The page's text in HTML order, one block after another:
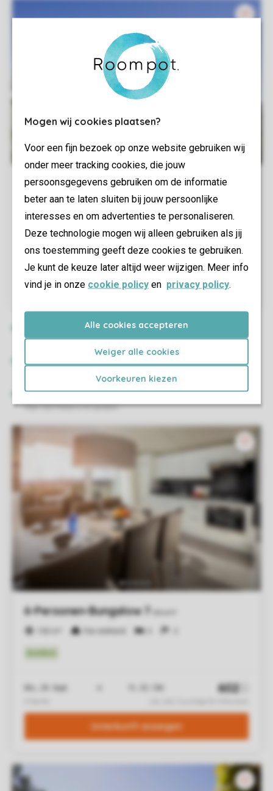
Mogen wij cookies plaatsen?
Voor een fijn bezoek op onze website gebruiken wij
onder meer tracking cookies, die jouw
persoonsgegevens gebruiken om de informatie
beter aan te laten sluiten bij jouw persoonlijke
interesses en om advertenties te personaliseren.
Deze technologie mogen wij alleen gebruiken als jij
ons toestemming geeft deze cookies te gebruiken.
Je kunt de keuze later altijd weer wijzigen. Meer info
vind je in onze cookie policy en privacy policy.
Alle cookies accepteren
Weiger alle cookies
Voorkeuren kiezen